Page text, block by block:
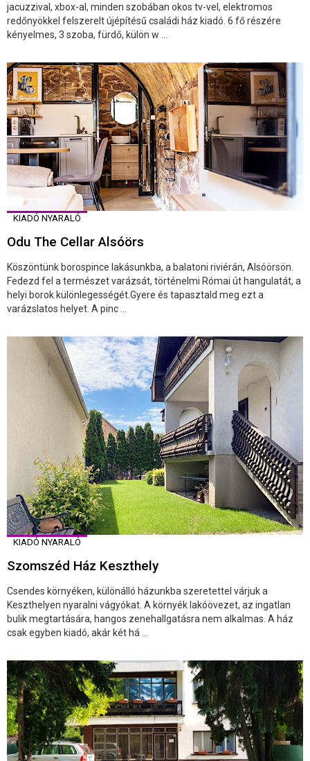
jacuzzival, xbox-al, minden szobában okos tv-vel, elektromos
redőnyökkel felszerelt újépítésű családi ház kiadó. 6 fő részére
kényelmes, 3 szoba, fürdő, külön w ...
KIADÓ NYARALÓ
Odu The Cellar Alsóörs
Köszöntünk borospince lakásunkba, a balatoni riviérán, Alsóörsön.
Fedezd fel a természet varázsát, történelmi Római út hangulatát, a
helyi borok különlegességét.Gyere és tapasztald meg ezt a
varázslatos helyet. A pinc ...
KIADÓ NYARALÓ
Szomszéd Ház Keszthely
Csendes környéken, különálló házunkba szeretettel várjuk a
Keszthelyen nyaralni vágyókat. A környék lakóövezet, az ingatlan
bulik megtartására, hangos zenehallgatásra nem alkalmas. A ház
csak egyben kiadó, akár két há ...